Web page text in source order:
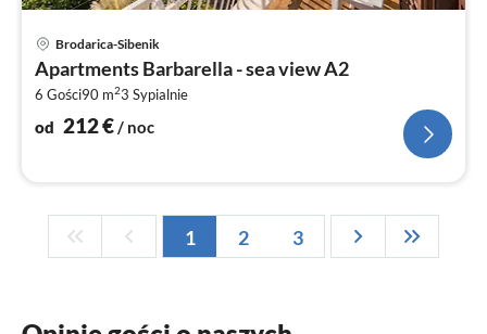
Brodarica-Sibenik
Apartments Barbarella - sea view A2
6 Gości90 m23 Sypialnie
od 212€/ noc
1 2 3